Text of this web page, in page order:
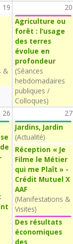
19 20
&
Agriculture ou
forêt : l’usage
des terres
évolue en
profondeur
(Séances
hebdomadaires
publiques /
Colloques)
26 27
Jardins, Jardin
(Actualité)
Réception « Je
Filme le Métier
qui me Plaît » -
Crédit Mutuel X
AAF
(Manifestations &
Visites)
Des résultats
économiques
des